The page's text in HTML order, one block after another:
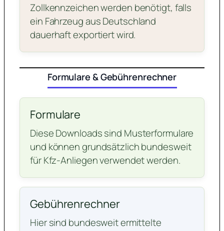
Zollkennzeichen werden benötigt, falls
ein Fahrzeug aus Deutschland
dauerhaft exportiert wird.
Formulare & Gebührenrechner
Formulare
Diese Downloads sind Musterformulare
und können grundsätzlich bundesweit
für Kfz-Anliegen verwendet werden.
Gebührenrechner
Hier sind bundesweit ermittelte